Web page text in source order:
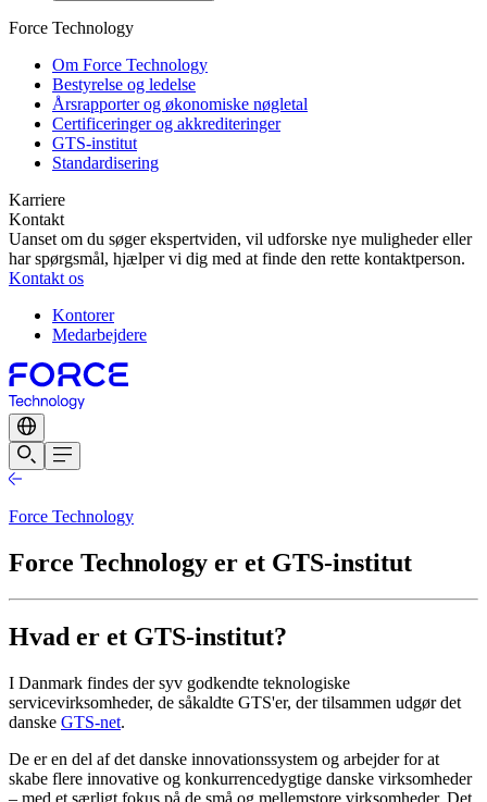
Force Technology
Om Force Technology
Bestyrelse og ledelse
Årsrapporter og økonomiske nøgletal
Certificeringer og akkrediteringer
GTS-institut
Standardisering
Karriere
Kontakt
Uanset om du søger ekspertviden, vil udforske nye muligheder eller
har spørgsmål, hjælper vi dig med at finde den rette kontaktperson.
Kontakt os
Kontorer
Medarbejdere
Force Technology
Force Technology er et GTS-institut
Hvad er et GTS-institut?
I Danmark findes der syv godkendte teknologiske
servicevirksomheder, de såkaldte GTS'er, der tilsammen udgør det
danske GTS-net.
De er en del af det danske innovationssystem og arbejder for at
skabe flere innovative og konkurrencedygtige danske virksomheder